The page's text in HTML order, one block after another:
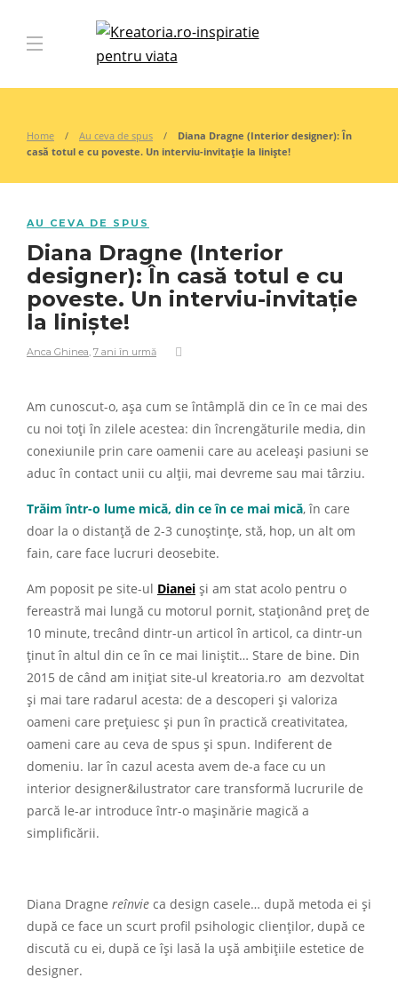
Home Au ceva de spus
Diana Dragne (Interior designer): În
casă totul e cu poveste. Un interviu-invitație la liniște!
AU CEVA DE SPUS
Diana Dragne (Interior
designer): În casă totul e cu
poveste. Un interviu-invitație
la liniște!
Anca Ghinea, 7 ani în urmă
Am cunoscut-o, așa cum se întâmplă din ce în ce mai des
cu noi toți în zilele acestea: din încrengăturile media, din
conexiunile prin care oamenii care au aceleași pasiuni se
aduc în contact unii cu alții, mai devreme sau mai târziu.
Trăim într-o lume mică, din ce în ce mai mică, în care
doar la o distanță de 2-3 cunoștințe, stă, hop, un alt om
fain, care face lucruri deosebite.
Am poposit pe site-ul Dianei și am stat acolo pentru o
fereastră mai lungă cu motorul pornit, staționând preț de
10 minute, trecând dintr-un articol în articol, ca dintr-un
ținut în altul din ce în ce mai liniștit… Stare de bine. Din
2015 de când am inițiat site-ul kreatoria.ro am dezvoltat
și mai tare radarul acesta: de a descoperi și valoriza
oameni care prețuiesc și pun în practică creativitatea,
oameni care au ceva de spus și spun. Indiferent de
domeniu. Iar în cazul acesta avem de-a face cu un
interior designer&ilustrator care transformă lucrurile de
parcă le-ar introduce într-o mașinărie magică a
simplificării.
Diana Dragne reînvie ca design casele… după metoda ei și
după ce face un scurt profil psihologic clienților, după ce
discută cu ei, după ce își lasă la ușă ambițiile estetice de
designer.